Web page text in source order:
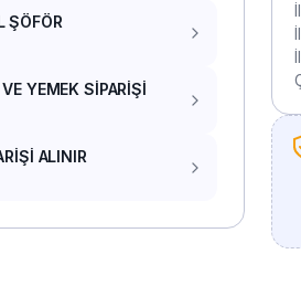
ŞÖFÖR
YEMEK SİPARİŞİ
ALINIR